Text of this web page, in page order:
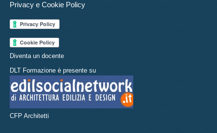
Privacy e Cookie Policy
Diventa un docente
DLT Formazione è presente su
CFP Architetti